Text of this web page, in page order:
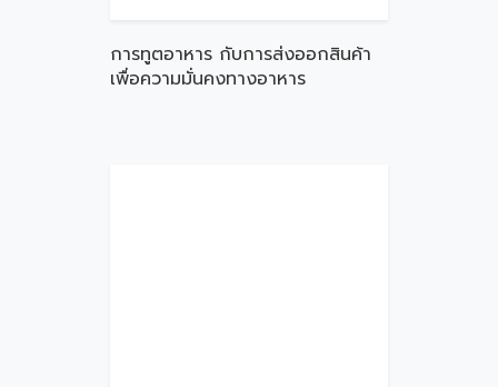
การทูตอาหาร กับการส่งออกสินค้า
เพื่อความมั่นคงทางอาหาร